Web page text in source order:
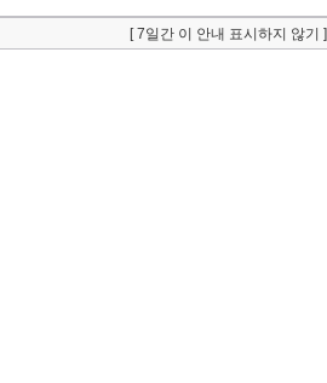
[ 7일간 이 안내 표시하지 않기 ]